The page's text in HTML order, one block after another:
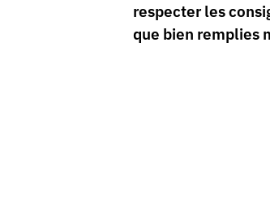
respecter les
que bien remplies